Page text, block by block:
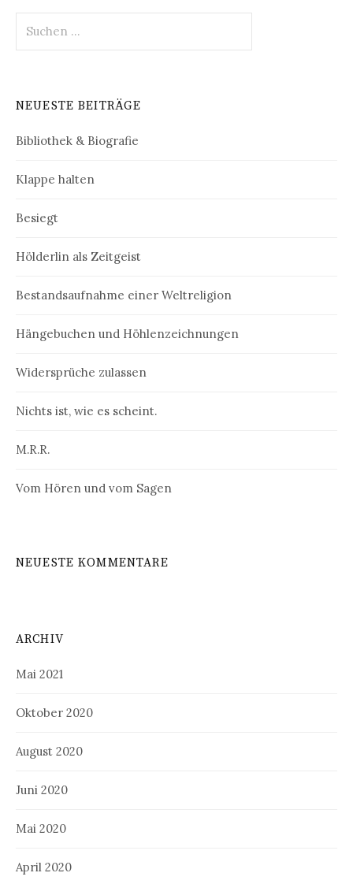
nach:
NEUESTE BEITRÄGE
Bibliothek & Biografie
Klappe halten
Besiegt
Hölderlin als Zeitgeist
Bestandsaufnahme einer Weltreligion
Hängebuchen und Höhlenzeichnungen
Widersprüche zulassen
Nichts ist, wie es scheint.
M.R.R.
Vom Hören und vom Sagen
NEUESTE KOMMENTARE
ARCHIV
Mai 2021
Oktober 2020
August 2020
Juni 2020
Mai 2020
April 2020